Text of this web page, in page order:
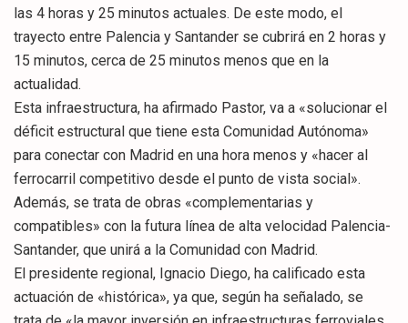
las 4 horas y 25 minutos actuales. De este modo, el
trayecto entre Palencia y Santander se cubrirá en 2 horas y
15 minutos, cerca de 25 minutos menos que en la
actualidad.
Esta infraestructura, ha afirmado Pastor, va a «solucionar el
déficit estructural que tiene esta Comunidad Autónoma»
para conectar con Madrid en una hora menos y «hacer al
ferrocarril competitivo desde el punto de vista social».
Además, se trata de obras «complementarias y
compatibles» con la futura línea de alta velocidad Palencia-
Santander, que unirá a la Comunidad con Madrid.
El presidente regional, Ignacio Diego, ha calificado esta
actuación de «histórica», ya que, según ha señalado, se